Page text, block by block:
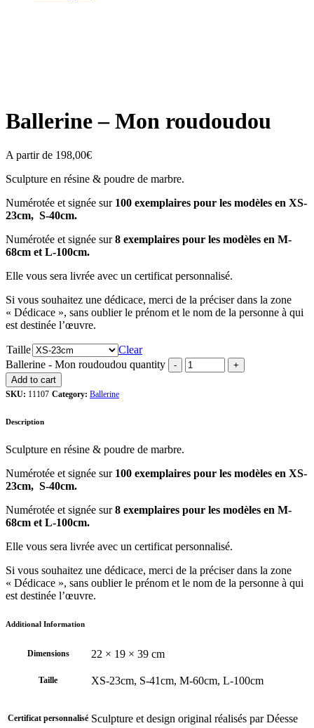
Ballerine – Mon roudoudou
A partir de 198,00€
Sculpture en résine & poudre de marbre.
Numérotée et signée sur 100 exemplaires pour les modèles en XS-
23cm, S-40cm.
Numérotée et signée sur8 exemplaires pour les modèles en M-
68cm et L-100cm.
Elle vous sera livrée avec un certificat personnalisé.
Si vous souhaitez une dédicace, merci de la préciser dans la zone
« Dédicace », sans oublier le prénom et le nom de la personne à qui
est destinée l’œuvre.
Taille
Clear
Ballerine - Mon roudoudou quantity
Add to cart
SKU: 11107 Category: Ballerine
Description
Sculpture en résine & poudre de marbre.
Numérotée et signée sur 100 exemplaires pour les modèles en XS-
23cm, S-40cm.
Numérotée et signée sur8 exemplaires pour les modèles en M-
68cm et L-100cm.
Elle vous sera livrée avec un certificat personnalisé.
Si vous souhaitez une dédicace, merci de la préciser dans la zone
« Dédicace », sans oublier le prénom et le nom de la personne à qui
est destinée l’œuvre.
Additional Information
Dimensions 22 × 19 × 39 cm
Taille XS-23cm, S-41cm, M-60cm, L-100cm
Certificat personnalisé Sculpture et design original réalisés par Déesse